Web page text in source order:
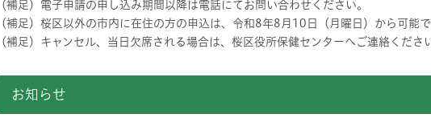
（補足）電子申請の申し込み期間以降は電話にてお問い合わせください。
（補足）桜区以外の市内に在住の方の申込は、令和8年8月10日（月曜日）から可能で
（補足）キャンセル、当日欠席される場合は、桜区役所保健センターへご連絡くださ
お知らせ